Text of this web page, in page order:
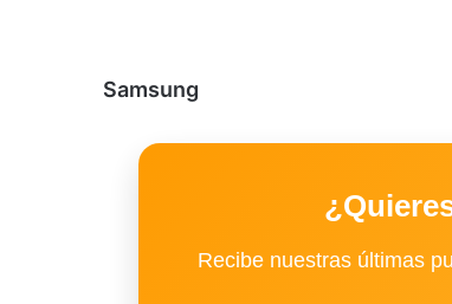
Samsung
Recibe nuestras últimas